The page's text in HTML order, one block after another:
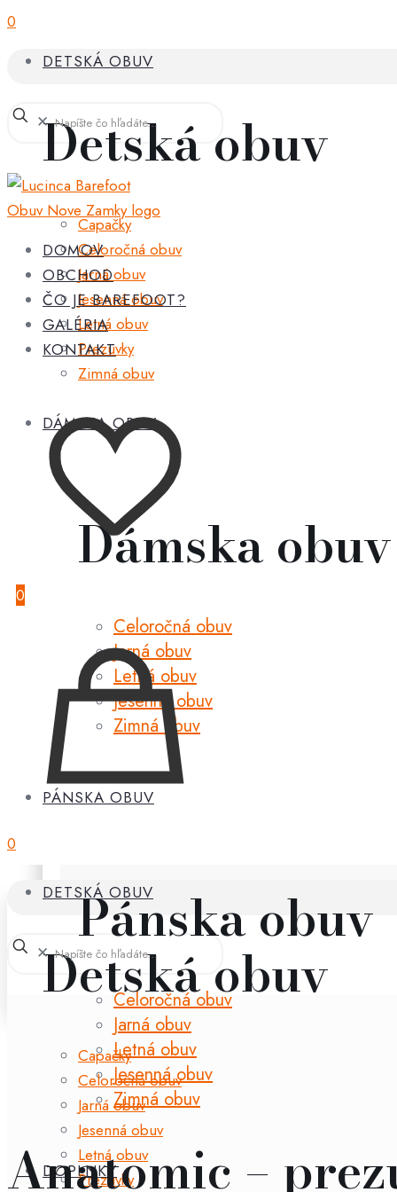
0
DETSKÁ OBUV
Detská obuv
Capačky
Celoročná obuv
Jarná obuv
Jesenná obuv
Letná obuv
Prezuvky
Zimná obuv
DÁMSKA OBUV
Dámska obuv
Celoročná obuv
Jarná obuv
Letná obuv
Jesenná obuv
Zimná obuv
PÁNSKA OBUV
Pánska obuv
Celoročná obuv
Jarná obuv
Letná obuv
Jesenná obuv
Zimná obuv
DOPLNKY
✕
DOMOV
OBCHOD
ČO JE BAREFOOT?
GALÉRIA
KONTAKT
0
0
DETSKÁ OBUV
Detská obuv
Capačky
Celoročná obuv
Jarná obuv
Jesenná obuv
Letná obuv
Prezuvky
✕
Anatomic –